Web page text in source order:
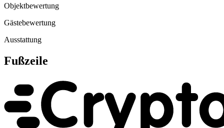
Objektbewertung
Gästebewertung
Ausstattung
Fußzeile